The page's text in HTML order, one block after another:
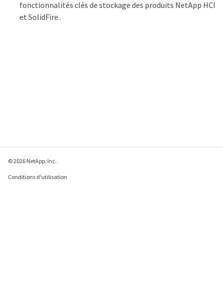
fonctionnalités clés de stockage des produits NetApp HCI
et SolidFire .
© 2026 NetApp, Inc.
Conditions d'utilisation